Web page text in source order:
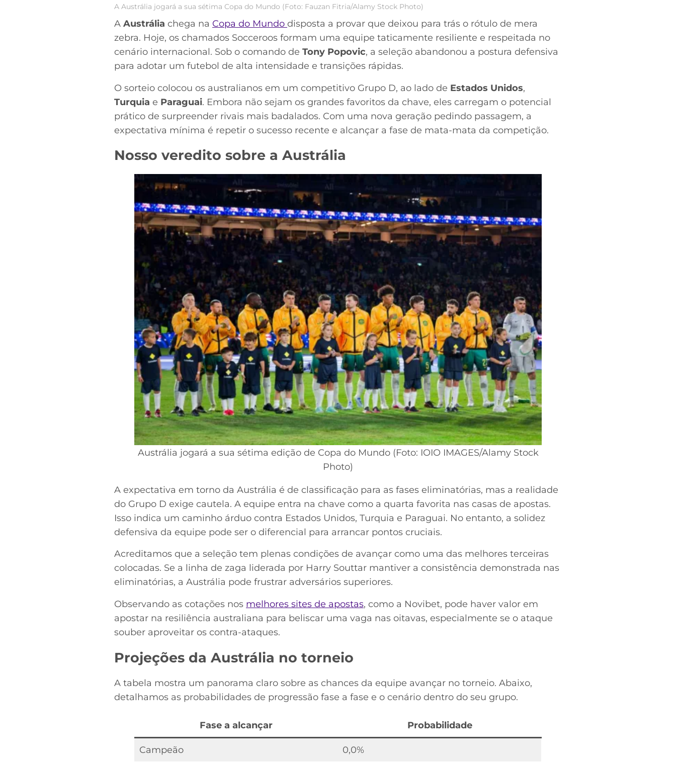
A Austrália jogará a sua sétima Copa do Mundo (Foto: Fauzan Fitria/Alamy Stock Photo)
A Austrália chega na Copa do Mundo disposta a provar que deixou para trás o rótulo de mera
zebra. Hoje, os chamados Socceroos formam uma equipe taticamente resiliente e respeitada no
cenário internacional. Sob o comando de Tony Popovic, a seleção abandonou a postura defensiva
para adotar um futebol de alta intensidade e transições rápidas.
O sorteio colocou os australianos em um competitivo Grupo D, ao lado de Estados Unidos,
Turquia e Paraguai. Embora não sejam os grandes favoritos da chave, eles carregam o potencial
prático de surpreender rivais mais badalados. Com uma nova geração pedindo passagem, a
expectativa mínima é repetir o sucesso recente e alcançar a fase de mata-mata da competição.
Nosso veredito sobre a Austrália
Austrália jogará a sua sétima edição de Copa do Mundo (Foto: IOIO IMAGES/Alamy Stock
Photo)
A expectativa em torno da Austrália é de classificação para as fases eliminatórias, mas a realidade
do Grupo D exige cautela. A equipe entra na chave como a quarta favorita nas casas de apostas.
Isso indica um caminho árduo contra Estados Unidos, Turquia e Paraguai. No entanto, a solidez
defensiva da equipe pode ser o diferencial para arrancar pontos cruciais.
Acreditamos que a seleção tem plenas condições de avançar como uma das melhores terceiras
colocadas. Se a linha de zaga liderada por Harry Souttar mantiver a consistência demonstrada nas
eliminatórias, a Austrália pode frustrar adversários superiores.
Observando as cotações nos melhores sites de apostas, como a Novibet, pode haver valor em
apostar na resiliência australiana para beliscar uma vaga nas oitavas, especialmente se o ataque
souber aproveitar os contra-ataques.
Projeções da Austrália no torneio
A tabela mostra um panorama claro sobre as chances da equipe avançar no torneio. Abaixo,
detalhamos as probabilidades de progressão fase a fase e o cenário dentro do seu grupo.
Fase a alcançar Probabilidade
Campeão 0,0%